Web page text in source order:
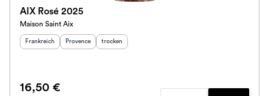
AIX Rosé 2025
Maison Saint Aix
Herkunftsland
Frankreich Herkunftsregion:
Provence Geschmack
trocken
16,50 €